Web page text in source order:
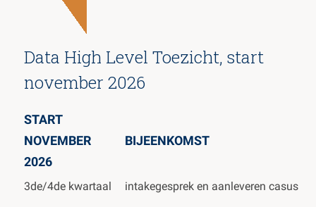
Data High Level Toezicht, start
november 2026
START
NOVEMBER
2026
BIJEENKOMST
3de/4de kwartaal intakegesprek en aanleveren casus